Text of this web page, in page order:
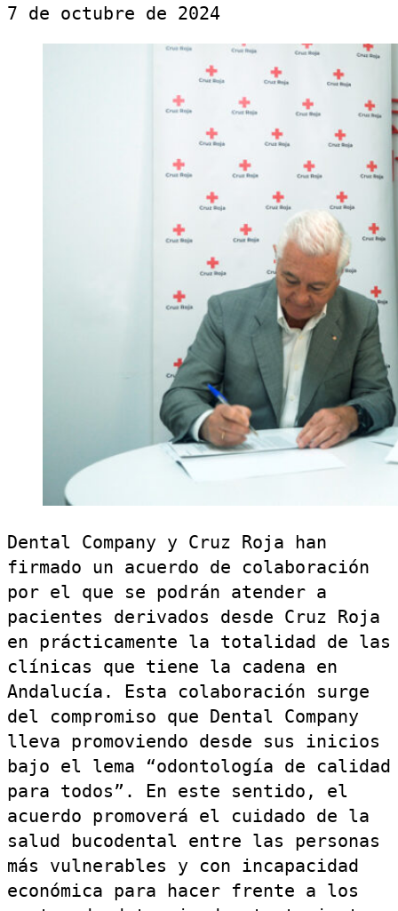
7 de octubre de 2024
Dental Company y Cruz Roja han
firmado un acuerdo de colaboración
por el que se podrán atender a
pacientes derivados desde Cruz Roja
en prácticamente la totalidad de las
clínicas que tiene la cadena en
Andalucía. Esta colaboración surge
del compromiso que Dental Company
lleva promoviendo desde sus inicios
bajo el lema “odontología de calidad
para todos”. En este sentido, el
acuerdo promoverá el cuidado de la
salud bucodental entre las personas
más vulnerables y con incapacidad
económica para hacer frente a los